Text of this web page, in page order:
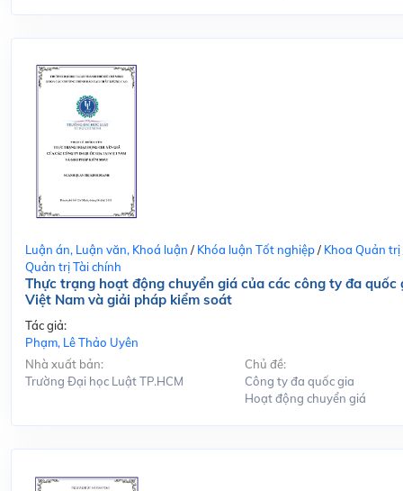
Luận án, Luận văn, Khoá luận / Khóa luận Tốt nghiệp/ Khoa Quản trị
Quản trị Tài chính
Thực trạng hoạt động chuyển giá của các công ty đa quốc
Việt Nam và giải pháp kiểm soát
Tác giả:
Phạm, Lê Thảo Uyên
Nhà xuất bản:
Trường Đại học Luật TP.HCM
Chủ đề:
Công ty đa quốc gia
Hoạt động chuyển giá